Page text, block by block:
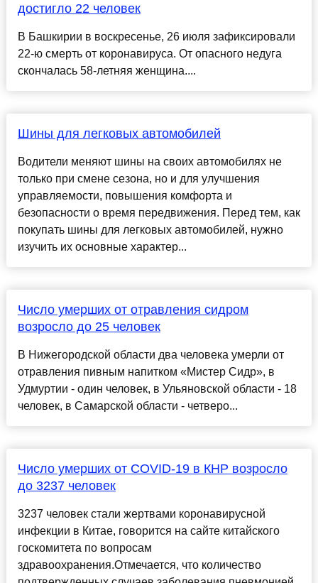
достигло 22 человек
В Башкирии в воскресенье, 26 июля зафиксировали
22-ю смерть от коронавируса. От опасного недуга
скончалась 58-летняя женщина....
Шины для легковых автомобилей
Водители меняют шины на своих автомобилях не
только при смене сезона, но и для улучшения
управляемости, повышения комфорта и
безопасности о время передвижения. Перед тем, как
покупать шины для легковых автомобилей, нужно
изучить их основные характер...
Число умерших от отравления сидром
возросло до 25 человек
В Нижегородской области два человека умерли от
отравления пивным напитком «Мистер Сидр», в
Удмуртии - один человек, в Ульяновской области - 18
человек, в Самарской области - четверо...
Число умерших от COVID-19 в КНР возросло
до 3237 человек
3237 человек стали жертвами коронавирусной
инфекции в Китае, говорится на сайте китайского
госкомитета по вопросам
здравоохранения.Отмечается, что количество